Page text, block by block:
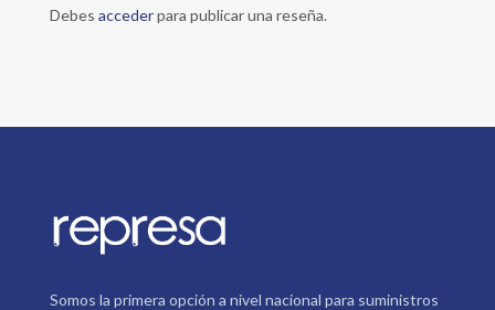
Debes accederpara publicar una reseña.
Somos la primera opción a nivel nacional para suministros